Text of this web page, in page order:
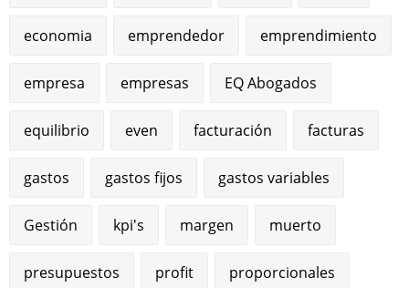
economia emprendedor emprendimiento
empresa empresas EQ Abogados
equilibrio even facturación facturas
gastos gastos fijos gastos variables
Gestión kpi's margen muerto
presupuestos profit proporcionales